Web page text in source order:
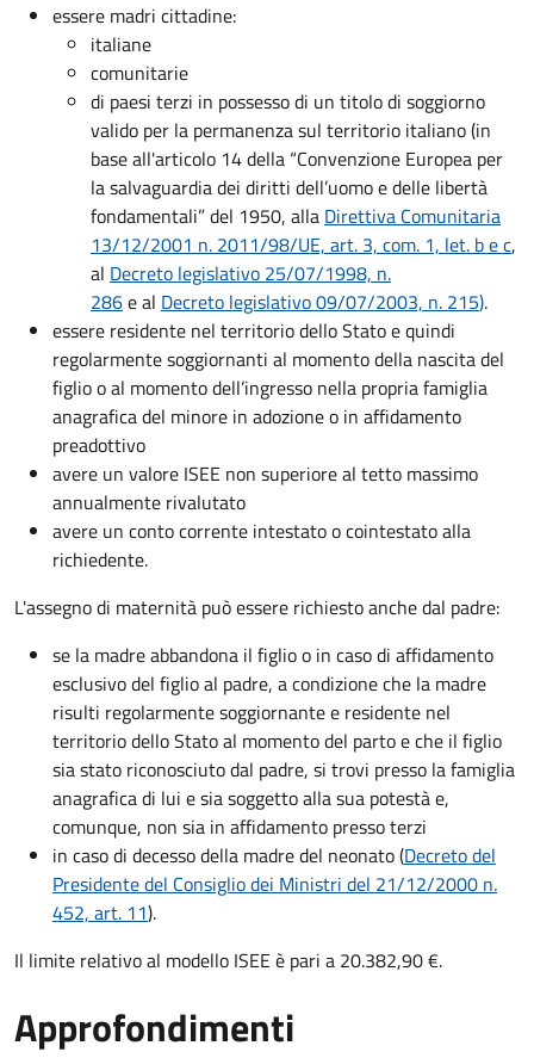
essere madri cittadine:
italiane
comunitarie
di paesi terzi in possesso di un titolo di soggiorno
valido per la permanenza sul territorio italiano (in
base all'articolo 14 della “Convenzione Europea per
la salvaguardia dei diritti dell’uomo e delle libertà
fondamentali” del 1950, alla Direttiva Comunitaria
13/12/2001 n. 2011/98/UE, art. 3, com. 1, let. b e c,
al Decreto legislativo 25/07/1998, n.
286e al Decreto legislativo 09/07/2003, n. 215).
essere residente nel territorio dello Stato e quindi
regolarmente soggiornanti al momento della nascita del
figlio o al momento dell’ingresso nella propria famiglia
anagrafica del minore in adozione o in affidamento
preadottivo
avere un valore ISEE non superiore al tetto massimo
annualmente rivalutato
avere un conto corrente intestato o cointestato alla
richiedente.
L'assegno di maternità può essere richiesto anche dal padre:
se la madre abbandona il figlio o in caso di affidamento
esclusivo del figlio al padre, a condizione che la madre
risulti regolarmente soggiornante e residente nel
territorio dello Stato al momento del parto e che il figlio
sia stato riconosciuto dal padre, si trovi presso la famiglia
anagrafica di lui e sia soggetto alla sua potestà e,
comunque, non sia in affidamento presso terzi
in caso di decesso della madre del neonato (Decreto del
Presidente del Consiglio dei Ministri del 21/12/2000 n.
452, art. 11).
Il limite relativo al modello ISEE è pari a 20.382,90 €.
Approfondimenti